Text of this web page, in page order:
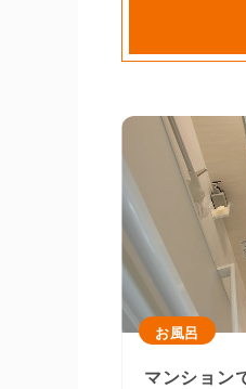
お風呂
マンション